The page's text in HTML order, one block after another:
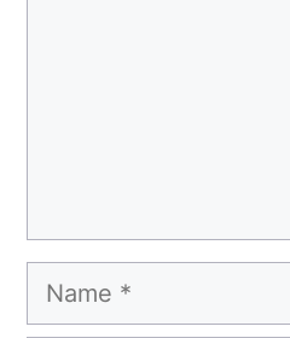
Name